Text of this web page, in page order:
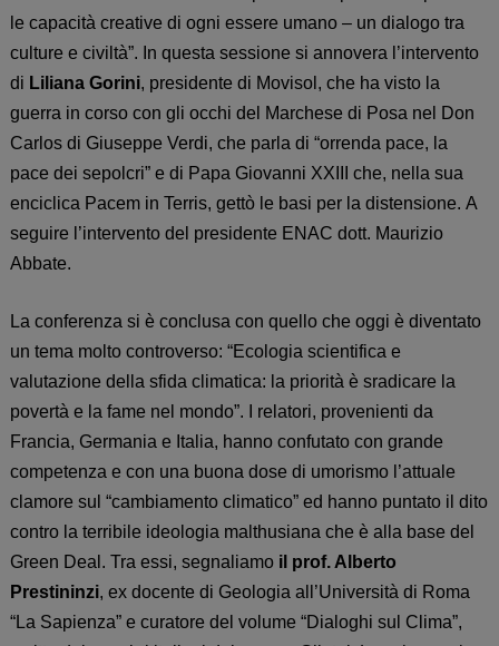
le capacità creative di ogni essere umano – un dialogo tra
culture e civiltà”. In questa sessione si annovera l’intervento
di Liliana Gorini, presidente di Movisol, che ha visto la
guerra in corso con gli occhi del Marchese di Posa nel Don
Carlos di Giuseppe Verdi, che parla di “orrenda pace, la
pace dei sepolcri” e di Papa Giovanni XXIII che, nella sua
enciclica Pacem in Terris, gettò le basi per la distensione. A
seguire l’intervento del presidente ENAC dott. Maurizio
Abbate.
La conferenza si è conclusa con quello che oggi è diventato
un tema molto controverso: “Ecologia scientifica e
valutazione della sfida climatica: la priorità è sradicare la
povertà e la fame nel mondo”. I relatori, provenienti da
Francia, Germania e Italia, hanno confutato con grande
competenza e con una buona dose di umorismo l’attuale
clamore sul “cambiamento climatico” ed hanno puntato il dito
contro la terribile ideologia malthusiana che è alla base del
Green Deal. Tra essi, segnaliamo il prof. Alberto
Prestininzi, ex docente di Geologia all’Università di Roma
“La Sapienza” e curatore del volume “Dialoghi sul Clima”,